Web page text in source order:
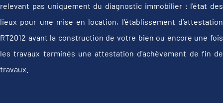
relevant pas uniquement du diagnostic immobilier : l'état des
lieux pour une mise en location, l'établissement d’attestation
RT2012 avant la construction de votre bien ou encore une fois
les travaux terminés une attestation d'achèvement de fin de
travaux.